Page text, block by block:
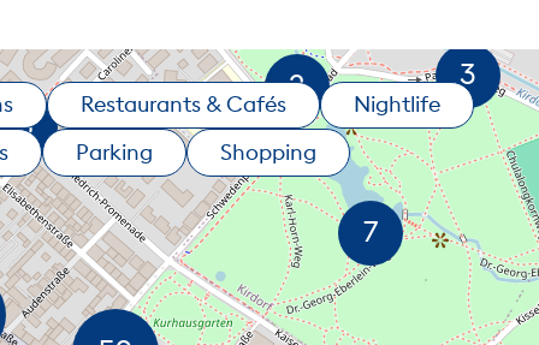
Restaurants & Cafés
Nightlife
Parking Shopping